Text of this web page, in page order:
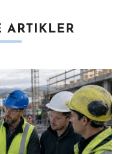
ARTIKLER